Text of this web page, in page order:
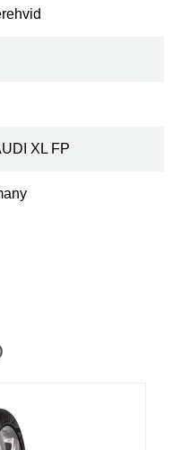
XL FP